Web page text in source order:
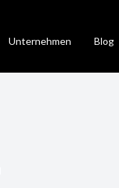
Unternehmen Blog